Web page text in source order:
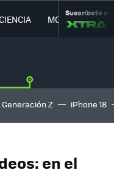
MOVILIDAD
Suscríbete a
Generación Z iPhone 18
en el